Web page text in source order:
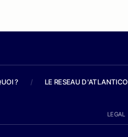
? / LE RESEAU D'ATLANTICO
LEGAL